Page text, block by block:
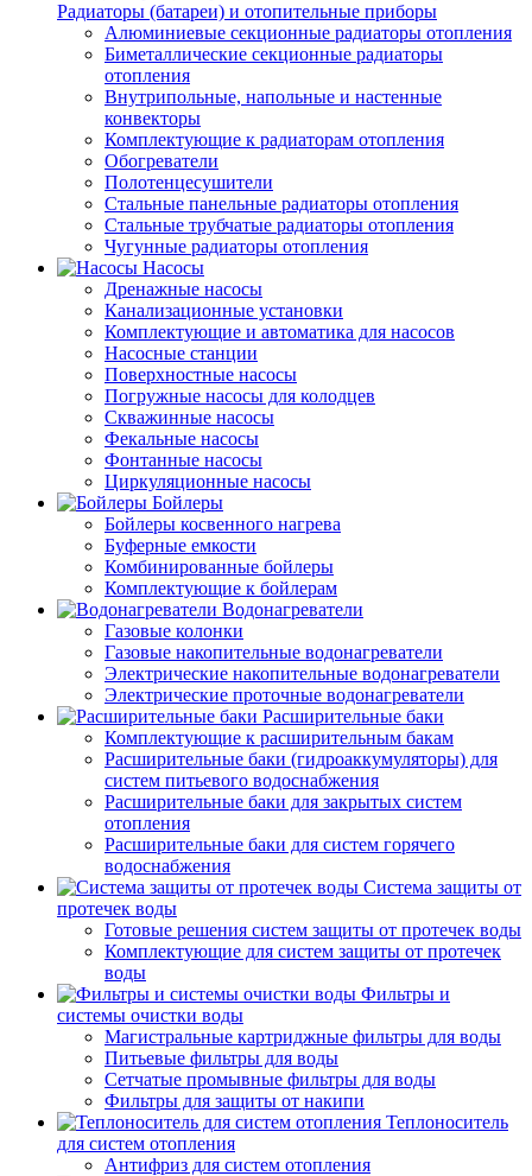
Радиаторы (батареи) и отопительные приборы
Алюминиевые секционные радиаторы отопления
Биметаллические секционные радиаторы
отопления
Внутрипольные, напольные и настенные
конвекторы
Комплектующие к радиаторам отопления
Обогреватели
Полотенцесушители
Стальные панельные радиаторы отопления
Стальные трубчатые радиаторы отопления
Чугунные радиаторы отопления
Насосы
Дренажные насосы
Канализационные установки
Комплектующие и автоматика для насосов
Насосные станции
Поверхностные насосы
Погружные насосы для колодцев
Скважинные насосы
Фекальные насосы
Фонтанные насосы
Циркуляционные насосы
Бойлеры
Бойлеры косвенного нагрева
Буферные емкости
Комбинированные бойлеры
Комплектующие к бойлерам
Водонагреватели
Газовые колонки
Газовые накопительные водонагреватели
Электрические накопительные водонагреватели
Электрические проточные водонагреватели
Расширительные баки
Комплектующие к расширительным бакам
Расширительные баки (гидроаккумуляторы) для
систем питьевого водоснабжения
Расширительные баки для закрытых систем
отопления
Расширительные баки для систем горячего
водоснабжения
Система защиты от
протечек воды
Готовые решения систем защиты от протечек воды
Комплектующие для систем защиты от протечек
воды
Фильтры и
системы очистки воды
Магистральные картриджные фильтры для воды
Питьевые фильтры для воды
Сетчатые промывные фильтры для воды
Фильтры для защиты от накипи
Теплоноситель
для систем отопления
Антифриз для систем отопления